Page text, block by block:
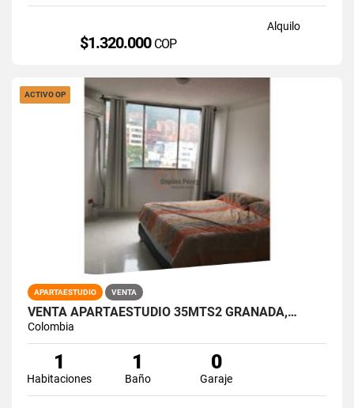
Alquilo
$1.320.000 COP
ACTIVO OP
APARTAESTUDIO VENTA
VENTA APARTAESTUDIO 35MTS2 GRANADA,…
Colombia
1
Habitaciones
1
Baño
0
Garaje